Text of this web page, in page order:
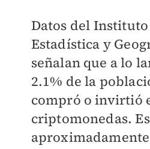
Datos del
Estadística y
señalan que a lo
2.1% de la
compró o invirtió
criptomonedas.
aproximadamente